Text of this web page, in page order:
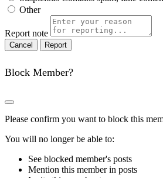
Other
Report note
Report
Block Member?
Please confirm you want to block this
You will no longer be able to:
See blocked member's posts
Mention this member in posts